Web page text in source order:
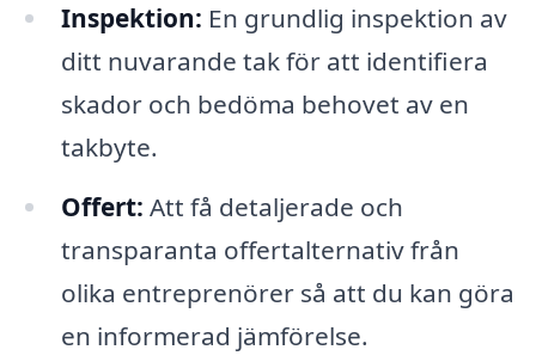
Inspektion: En grundlig inspektion av
ditt nuvarande tak för att identifiera
skador och bedöma behovet av en
takbyte.
Offert: Att få detaljerade och
transparanta offertalternativ från
olika entreprenörer så att du kan göra
en informerad jämförelse.